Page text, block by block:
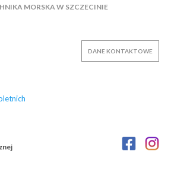
PŁYWALNIA KLUB AZS
MORSKA W SZCZECINIE
DANE KONTAKTOWE